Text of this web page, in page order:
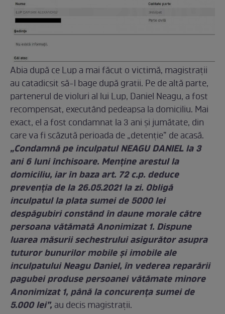
Abia după ce Lup a mai făcut o victimă, magistrații
au catadicsit să-l bage după gratii. Pe de altă parte,
partenerul de violuri al lui Lup, Daniel Neagu, a fost
recompensat, executând pedeapsa la domiciliu. Mai
exact, el a fost condamnat la 3 ani și jumătate, din
care va fi scăzută perioada de „detenție” de acasă.
„Condamnă pe inculpatul NEAGU DANIEL la 3
ani 6 luni închisoare. Menţine arestul la
domiciliu, iar în baza art. 72 c.p. deduce
prevenţia de la 26.05.2021 la zi. Obligă
inculpatul la plata sumei de 5000 lei
despăgubiri constând în daune morale către
persoana vătămată Anonimizat 1. Dispune
luarea măsurii sechestrului asigurător asupra
tuturor bunurilor mobile şi imobile ale
inculpatului Neagu Daniel, în vederea reparării
pagubei produse persoanei vătămate minore
Anonimizat 1, până la concurenţa sumei de
5.000 lei”,au decis magistrații.